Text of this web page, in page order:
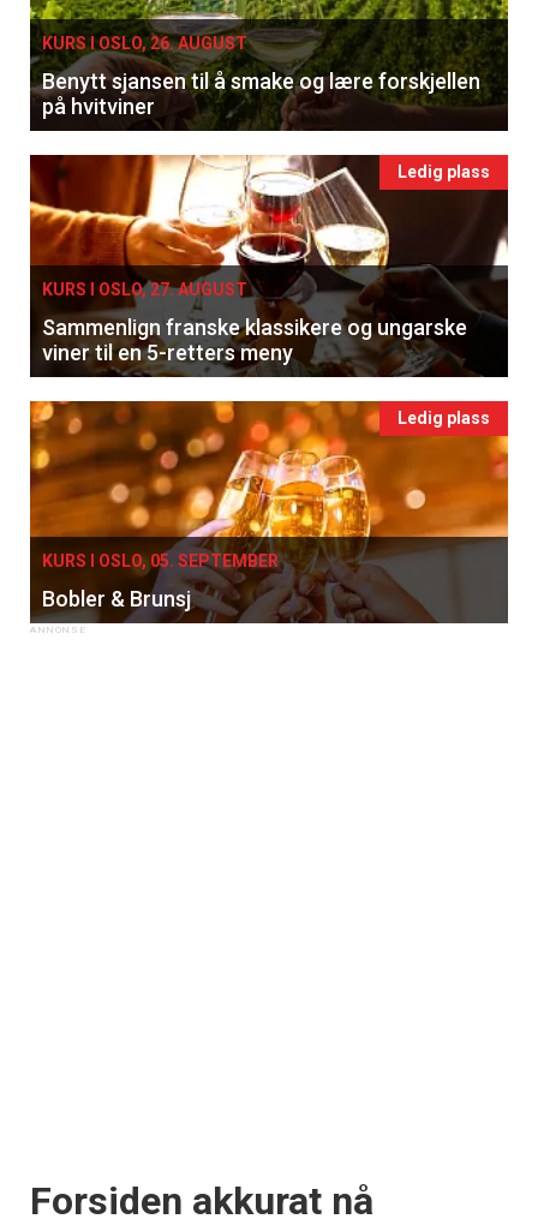
KURS I OSLO, 26. AUGUST
Benytt sjansen til å smake og lære forskjellen
på hvitviner
Ledig plass
KURS I OSLO, 27. AUGUST
Sammenlign franske klassikere og ungarske
viner til en 5-retters meny
Ledig plass
KURS I OSLO, 05. SEPTEMBER
Bobler & Brunsj
Forsiden akkurat nå